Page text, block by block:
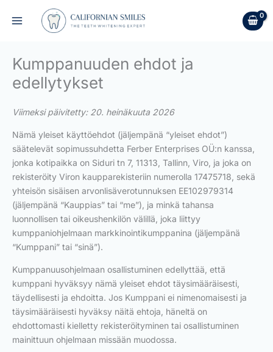
Kumppanuuden ehdot ja
edellytykset
Viimeksi päivitetty: 20. heinäkuuta 2026
Nämä yleiset käyttöehdot (jäljempänä “yleiset ehdot”)
säätelevät sopimussuhdetta Ferber Enterprises OÜ:n kanssa,
jonka kotipaikka on Siduri tn 7, 11313, Tallinn, Viro, ja joka on
rekisteröity Viron kaupparekisteriin numerolla 17475718, sekä
yhteisön sisäisen arvonlisäverotunnuksen EE102979314
(jäljempänä “Kauppias” tai “me”), ja minkä tahansa
luonnollisen tai oikeushenkilön välillä, joka liittyy
kumppaniohjelmaan markkinointikumppanina (jäljempänä
“Kumppani” tai “sinä”).
Kumppanuusohjelmaan osallistuminen edellyttää, että
kumppani hyväksyy nämä yleiset ehdot täysimääräisesti,
täydellisesti ja ehdoitta. Jos Kumppani ei nimenomaisesti ja
täysimääräisesti hyväksy näitä ehtoja, häneltä on
ehdottomasti kielletty rekisteröityminen tai osallistuminen
mainittuun ohjelmaan missään muodossa.